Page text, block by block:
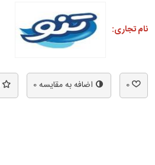
نام تجاری:
0 اضافه به مقایسه0